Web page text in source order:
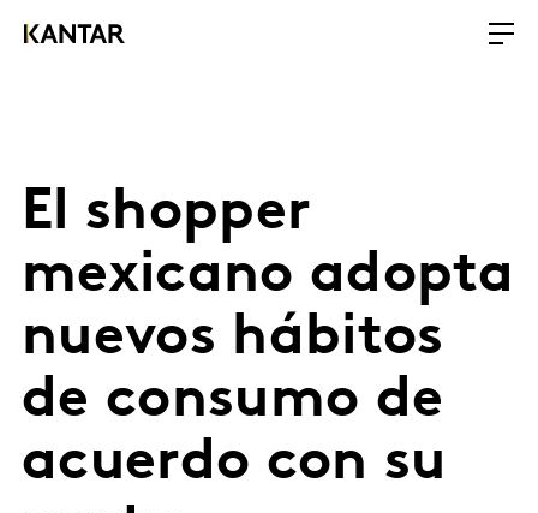
El shopper
mexicano adopta
nuevos hábitos
de consumo de
acuerdo con su